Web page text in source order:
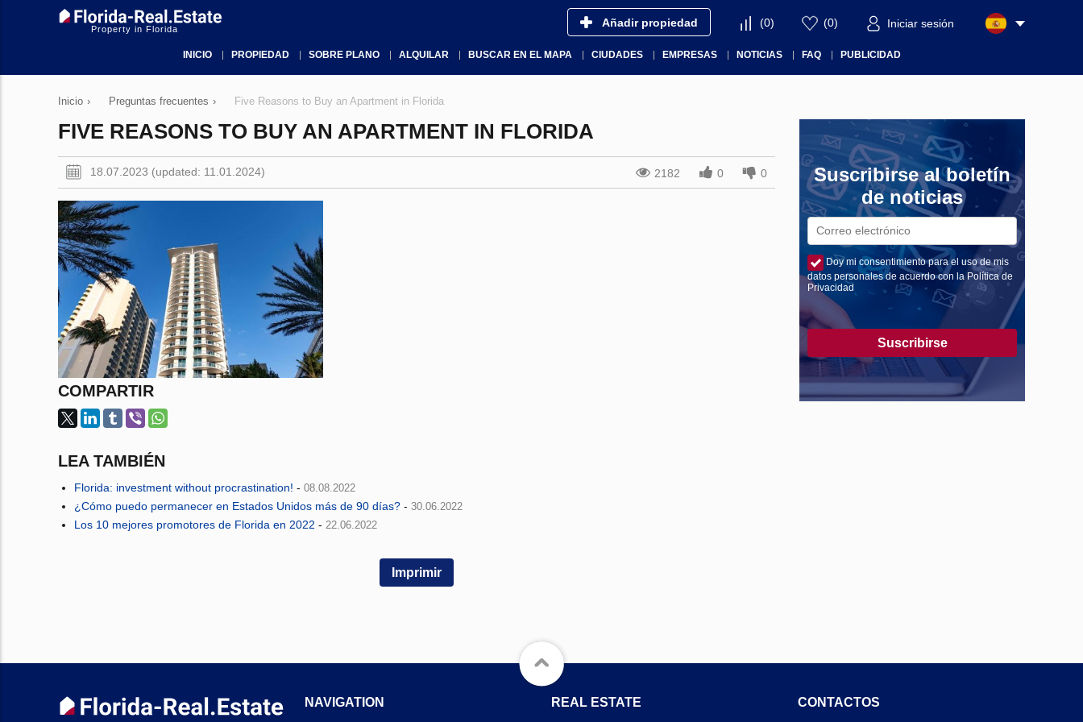
Property in Florida Añadir propiedad (0) (0) Iniciar sesión
INICIO PROPIEDAD SOBRE PLANO ALQUILAR BUSCAR EN EL MAPA CIUDADES EMPRESAS NOTICIAS FAQ PUBLICIDAD
Inicio › Preguntas frecuentes › Five Reasons to Buy an Apartment in Florida
FIVE REASONS TO BUY AN APARTMENT IN FLORIDA
18.07.2023 (updated: 11.01.2024) 2182 0 0
COMPARTIR
LEA TAMBIÉN
Florida: investment without procrastination! - 08.08.2022
¿Cómo puedo permanecer en Estados Unidos más de 90 días? - 30.06.2022
Los 10 mejores promotores de Florida en 2022 - 22.06.2022
Imprimir
Suscribirse al boletín
de noticias
Doy mi consentimiento para el uso de mis
datos personales de acuerdo con la Política de
Privacidad
Suscribirse
NAVIGATION REAL ESTATE CONTACTOS